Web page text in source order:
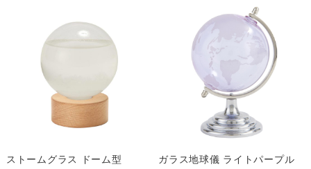
ストームグラス ドーム型 ガラス地球儀 ライトパープル